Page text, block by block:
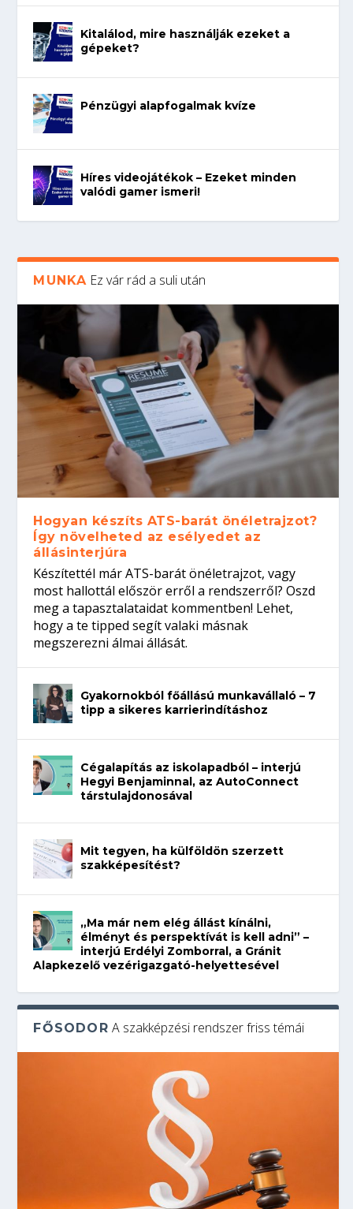
Kitalálod, mire használják ezeket a
gépeket?
Pénzügyi alapfogalmak kvíze
Híres videojátékok – Ezeket minden
valódi gamer ismeri!
MUNKA Ez vár rád a suli után
Hogyan készíts ATS-barát önéletrajzot?
Így növelheted az esélyedet az
állásinterjúra
Készítettél már ATS-barát önéletrajzot, vagy
most hallottál először erről a rendszerről? Oszd
meg a tapasztalataidat kommentben! Lehet,
hogy a te tipped segít valaki másnak
megszerezni álmai állását.
Gyakornokból főállású munkavállaló – 7
tipp a sikeres karrierindításhoz
Cégalapítás az iskolapadból – interjú
Hegyi Benjaminnal, az AutoConnect
társtulajdonosával
Mit tegyen, ha külföldön szerzett
szakképesítést?
„Ma már nem elég állást kínálni,
élményt és perspektívát is kell adni” –
interjú Erdélyi Zomborral, a Gránit
Alapkezelő vezérigazgató-helyettesével
FŐSODOR A szakképzési rendszer friss témái